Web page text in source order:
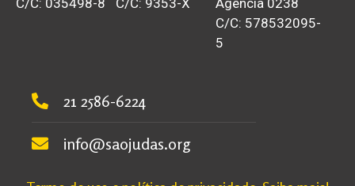
C/C: 035498-8
C/C: 9353-X
Agência 0238
C/C: 578532095-
5
21 2586-6224
info@saojudas.org